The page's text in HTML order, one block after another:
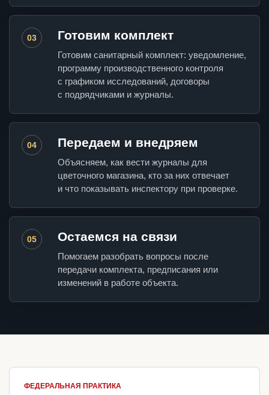
03 Готовим комплект
Готовим санитарный комплект: уведомление,
программу производственного контроля
с графиком исследований, договоры
с подрядчиками и журналы.
04 Передаем и внедряем
Объясняем, как вести журналы для
цветочного магазина, кто за них отвечает
и что показывать инспектору при проверке.
05 Остаемся на связи
Помогаем разобрать вопросы после
передачи комплекта, предписания или
изменений в работе объекта.
ФЕДЕРАЛЬНАЯ ПРАКТИКА